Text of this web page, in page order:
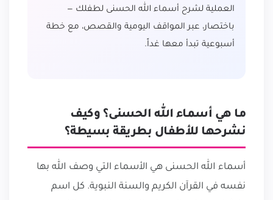
العملية لشرح أسماء الله الحسنى لطفلك —
باختصار، عبر المواقف اليومية والقصص، مع خطة
أسبوعية تبدأ معها غداً.
ما هي أسماء الله الحسنى؟ وكيف
نشرحها للأطفال بطريقة بسيطة؟
أسماء الله الحسنى هي الأسماء التي وصف الله بها
نفسه في القرآن الكريم والسنة النبوية. كل اسم